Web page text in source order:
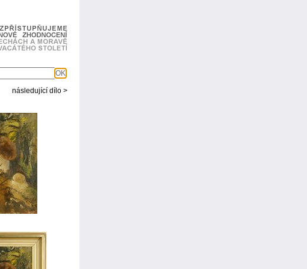
OK
následující dílo >